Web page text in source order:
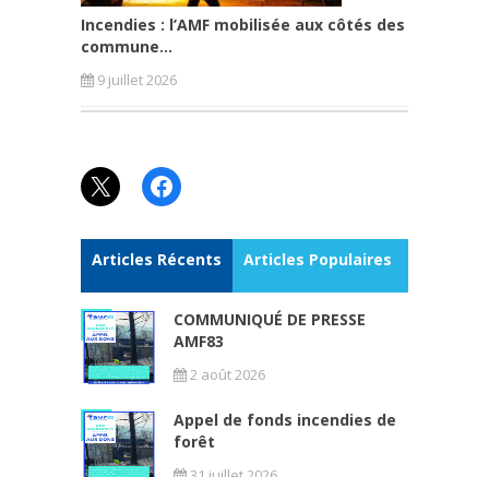
Incendies : l’AMF mobilisée aux côtés des
commune...
9 juillet 2026
X Facebook
Articles Récents Articles Populaires
COMMUNIQUÉ DE PRESSE
AMF83
2 août 2026
Appel de fonds incendies de
forêt